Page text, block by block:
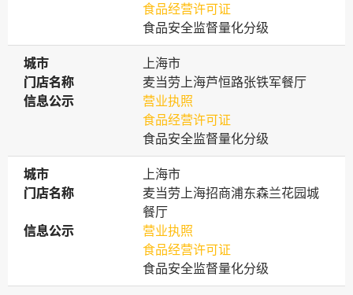
食品经营许可证
食品安全监督量化分级
城市
城市
上海市
门店名称
门店名称
麦当劳上海芦恒路张铁军餐厅
信息公示
信息公示
营业执照
食品经营许可证
食品安全监督量化分级
城市
城市
上海市
门店名称
门店名称
麦当劳上海招商浦东森兰花园城
餐厅
信息公示
信息公示
营业执照
食品经营许可证
食品安全监督量化分级